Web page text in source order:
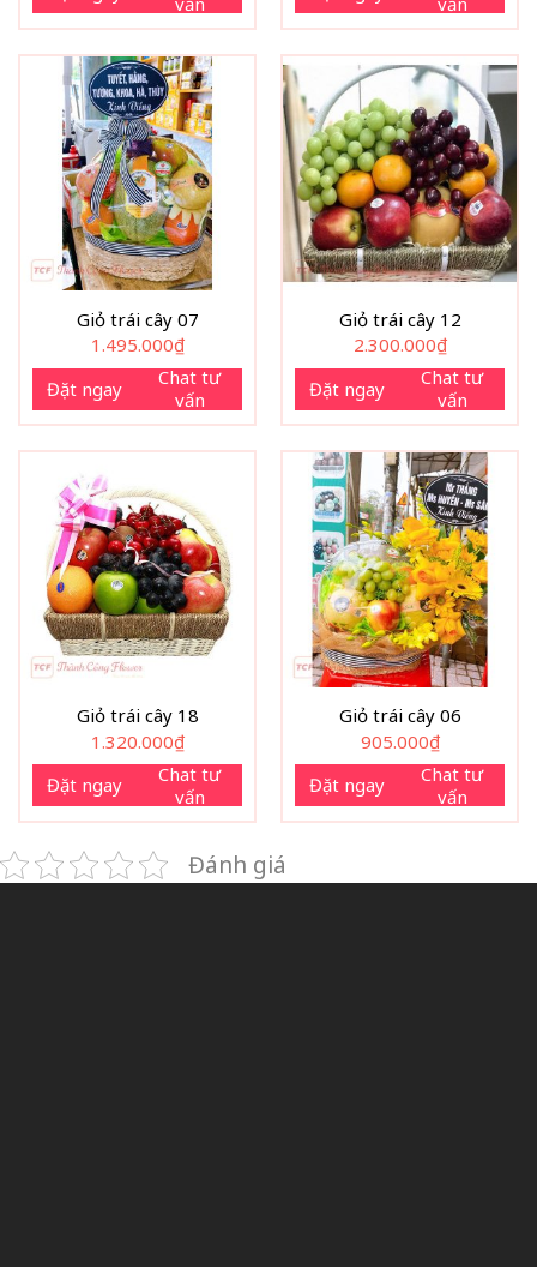
Giỏ trái cây 07
1.495.000₫
Đặt ngay
Chat tư
vấn
Giỏ trái cây 12
2.300.000₫
Đặt ngay
Chat tư
vấn
Giỏ trái cây 18
1.320.000₫
Đặt ngay
Chat tư
vấn
Giỏ trái cây 06
905.000₫
Đặt ngay
Chat tư
vấn
Đánh giá